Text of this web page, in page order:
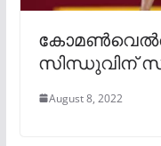
സിന്ധുവിന്
August 8, 2022